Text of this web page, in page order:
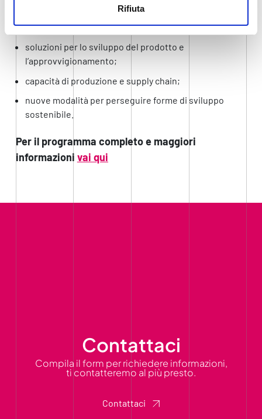
Rifiuta
tecnologie dell’automazione e della robotica;
soluzioni per lo sviluppo del prodotto e
l’approvvigionamento;
capacità di produzione e supply chain;
nuove modalità per perseguire forme di sviluppo
sostenibile.
Per il programma completo e maggiori
informazioni vai qui
Contattaci
Compila il form per richiedere informazioni,
ti contatteremo al più presto.
Contattaci